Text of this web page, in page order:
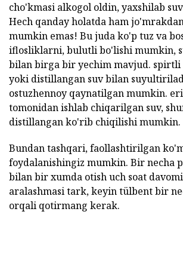
cho'kmasi alkogol oldin, yaxshilab
Hech qanday holatda ham
mumkin emas! Bu juda ko'p tuz va
iflosliklarni, bulutli bo'lishi mumkin,
bilan birga bir yechim mavjud.
yoki distillangan suv bilan
ostuzhennoy qaynatilgan mumkin.
tomonidan ishlab chiqarilgan suv,
distillangan ko'rib chiqilishi mumkin.
Bundan tashqari, faollashtirilgan
foydalanishingiz mumkin. Bir necha
bilan bir xumda otish uch soat
aralashmasi tark, keyin tülbent bir
orqali qotirmang kerak.